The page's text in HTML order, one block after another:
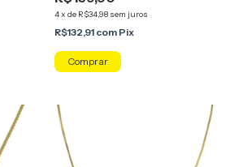
4x de R$34,98 sem juros
R$132,91 com Pix